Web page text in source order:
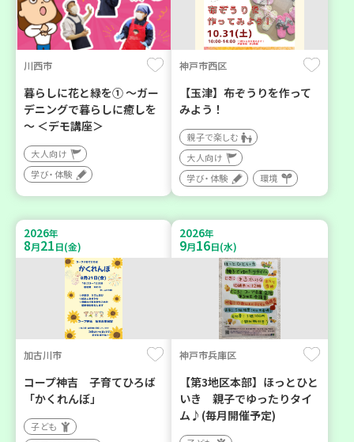
川西市
暮らしに花と緑を① ～ガー
デニングで暮らしに癒しを
～ ＜デモ講座＞
大人向け
学び・体験
神戸市西区
【玉津】布ぞうりを作って
みよう！
親子で楽しむ
大人向け
学び・体験
環境
2026年
8月21日(金)
加古川市
コープ神吉 子育てひろば
「かくれんぼ」
子ども
2026年
9月16日(水)
神戸市兵庫区
【第3地区本部】ほっとひと
いき 親子でゆったりタイ
ム♪(毎月開催予定)